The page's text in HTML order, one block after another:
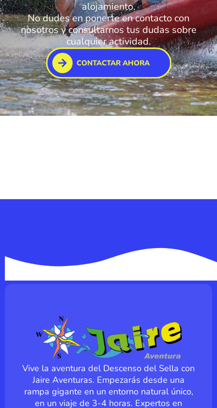
alojamiento.
No dudes en ponerte en contacto con
nosotros y consultarnos tus dudas sobre
cualquier actividad.
CONTACTAR AHORA
Vive la aventura del Descenso del Sella con
Jaire Aventuras. Empezarás desde una
rampa gigante en un entorno natural único,
en un viaje de 3-4 horas. Expertos en